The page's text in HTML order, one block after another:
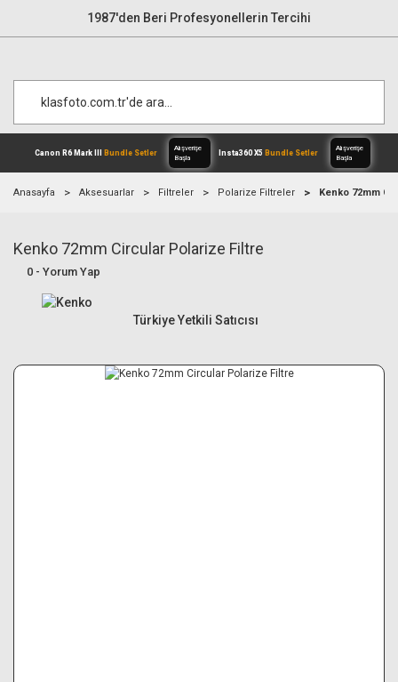
1987'den Beri Profesyonellerin Tercihi
Canon R6 Mark IIIBundle Setler
Anasayfa Aksesuarlar Filtreler Polarize Filtreler Kenko 72mm
Kenko 72mm Circular Polarize Filtre
0 - Yorum Yap
Türkiye Yetkili Satıcısı